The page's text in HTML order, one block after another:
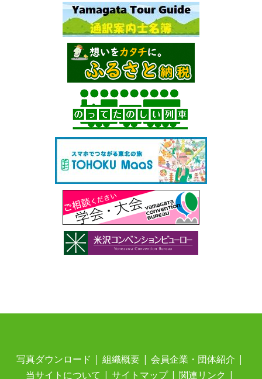
写真ダウンロード 組織概要
会員企業・団体紹介
当サイトについて
サイトマップ 関連リンク